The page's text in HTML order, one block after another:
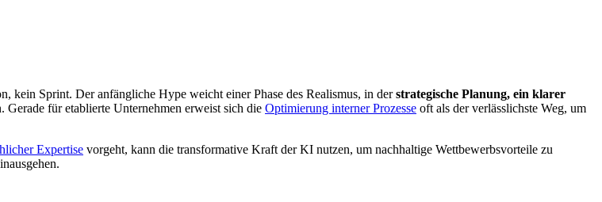
Sprint. Der anfängliche Hype weicht einer Phase des Realismus, in derstrategische Planung, ein klarer
Gerade für etablierte Unternehmen erweist sich die Optimierung interner Prozesse oft als der verlässlichste Weg, um
Expertise vorgeht, kann die transformative Kraft der KI nutzen, um nachhaltige Wettbewerbsvorteile zu